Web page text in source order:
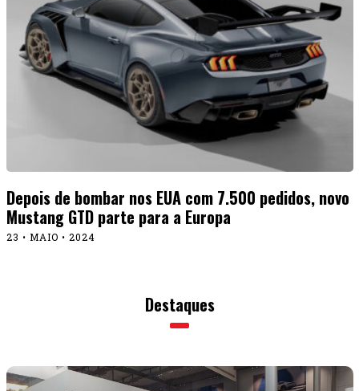
Depois de bombar nos EUA com 7.500 pedidos, novo
Mustang GTD parte para a Europa
23 • MAIO • 2024
Destaques